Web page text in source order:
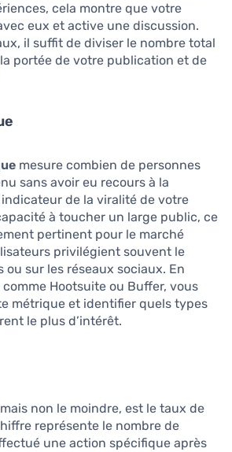
cela montre que votre
eux et active une discussion.
il suffit de diviser le nombre total
portée de votre publication et de
mesure combien de personnes
sans avoir eu recours à la
indicateur de la viralité de votre
à toucher un large public, ce
pertinent pour le marché
privilégient souvent le
ou sur les réseaux sociaux. En
Hootsuite ou Buffer, vous
métrique et identifier quels types
le plus d’intérêt.
non le moindre, est le taux de
représente le nombre de
une action spécifique après